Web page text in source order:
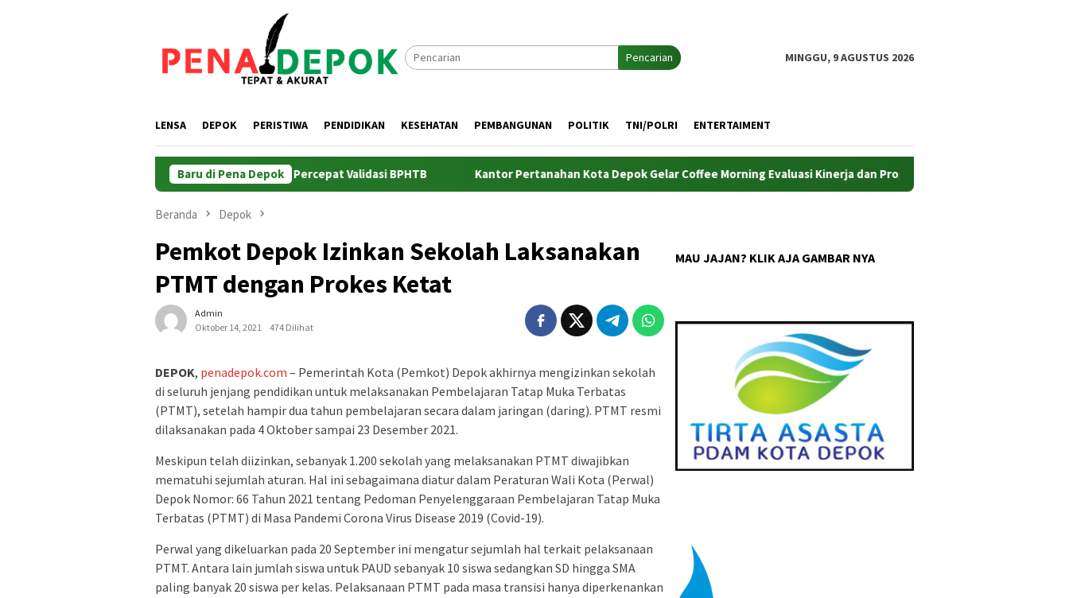
Pencarian
MINGGU, 9 AGUSTUS 2026
LENSA DEPOK PERISTIWA PENDIDIKAN KESEHATAN PEMBANGUNAN POLITIK TNI/POLRI ENTERTAIMENT
Baru di Pena Depok
Kudus, Menteri ATR/BPN Minta Pemda Percepat Validasi BPHTB Kantor Pertanahan Kota Depok Gelar Coffee Morning Evaluasi Kinerja dan Program Prioritas
Beranda Depok
Pemkot Depok Izinkan Sekolah Laksanakan
PTMT dengan Prokes Ketat
Admin
Oktober 14, 2021
474 Dilihat
DEPOK, penadepok.com – Pemerintah Kota (Pemkot) Depok akhirnya mengizinkan sekolah
di seluruh jenjang pendidikan untuk melaksanakan Pembelajaran Tatap Muka Terbatas
(PTMT), setelah hampir dua tahun pembelajaran secara dalam jaringan (daring). PTMT resmi
dilaksanakan pada 4 Oktober sampai 23 Desember 2021.
Meskipun telah diizinkan, sebanyak 1.200 sekolah yang melaksanakan PTMT diwajibkan
mematuhi sejumlah aturan. Hal ini sebagaimana diatur dalam Peraturan Wali Kota (Perwal)
Depok Nomor: 66 Tahun 2021 tentang Pedoman Penyelenggaraan Pembelajaran Tatap Muka
Terbatas (PTMT) di Masa Pandemi Corona Virus Disease 2019 (Covid-19).
Perwal yang dikeluarkan pada 20 September ini mengatur sejumlah hal terkait pelaksanaan
PTMT. Antara lain jumlah siswa untuk PAUD sebanyak 10 siswa sedangkan SD hingga SMA
paling banyak 20 siswa per kelas. Pelaksanaan PTMT pada masa transisi hanya diperkenankan
MAU JAJAN? KLIK AJA GAMBAR NYA